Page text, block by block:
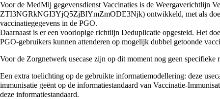
Voor de MedMij gegevensdienst Vaccinaties is de Weergaverichtlijn
ontwikkeld, met als
vaccinatiegegevens in de PGO.
Daarnaast is er een voorlopige richtlijn Deduplicatie opgesteld. Het
PGO-gebruikers kunnen attenderen op mogelijk dubbel getoonde
Voor de Zorgnetwerk usecase zijn op dit moment nog geen specifieke
Een extra toelichting op de gebruikte informatiemodellering: deze
immunisatie geënt op de informatiestandaard van Vaccinatie-
deze informatiestandaard.